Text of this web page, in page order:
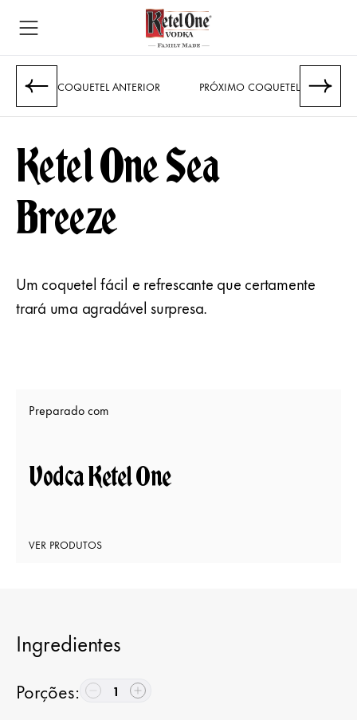
COQUETEL ANTERIOR PRÓXIMO COQUETEL
Ketel One Sea
Breeze
Um coquetel fácil e refrescante que certamente
trará uma agradável surpresa.
Preparado com
Vodca Ketel One
VER PRODUTOS
Ingredientes
Porções: 1